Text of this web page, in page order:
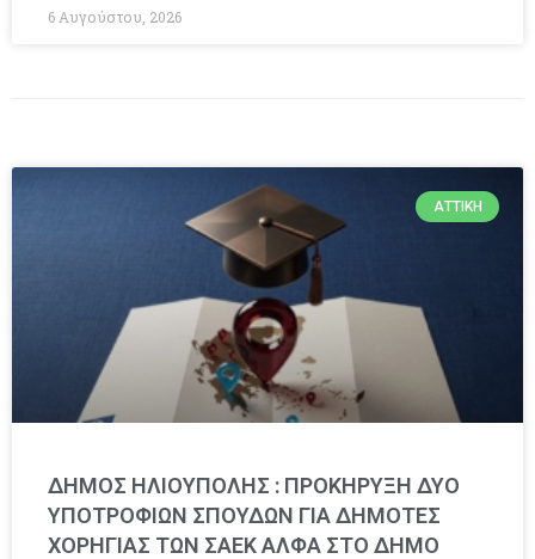
6 Αυγούστου, 2026
ΑΤΤΙΚΉ
ΔΗΜΟΣ ΗΛΙΟΥΠΟΛΗΣ : ΠΡΟΚΗΡΥΞΗ ΔΥΟ
ΥΠΟΤΡΟΦΙΩΝ ΣΠΟΥΔΩΝ ΓΙΑ ΔΗΜΟΤΕΣ
ΧΟΡΗΓΙΑΣ ΤΩΝ ΣΑΕΚ ΑΛΦΑ ΣΤΟ ΔΗΜΟ